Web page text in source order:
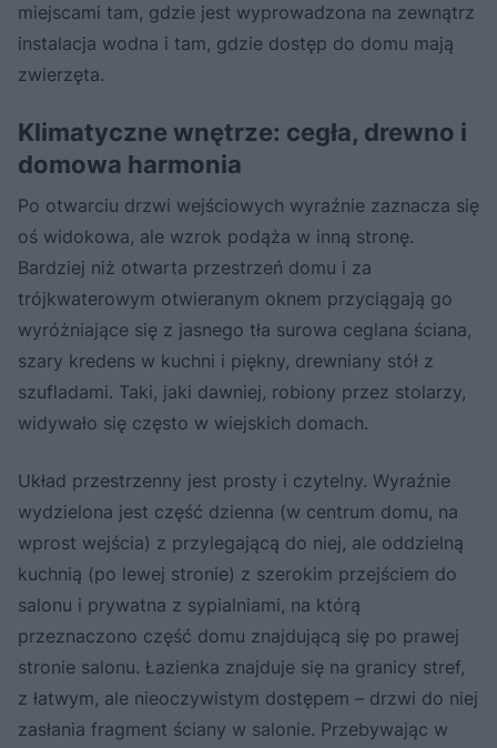
miejscami tam, gdzie jest wyprowadzona na zewnątrz
instalacja wodna i tam, gdzie dostęp do domu mają
zwierzęta.
Klimatyczne wnętrze: cegła, drewno i
domowa harmonia
Po otwarciu drzwi wejściowych wyraźnie zaznacza się
oś widokowa, ale wzrok podąża w inną stronę.
Bardziej niż otwarta przestrzeń domu i za
trójkwaterowym otwieranym oknem przyciągają go
wyróżniające się z jasnego tła surowa ceglana ściana,
szary kredens w kuchni i piękny, drewniany stół z
szufladami. Taki, jaki dawniej, robiony przez stolarzy,
widywało się często w wiejskich domach.
Układ przestrzenny jest prosty i czytelny. Wyraźnie
wydzielona jest część dzienna (w centrum domu, na
wprost wejścia) z przylegającą do niej, ale oddzielną
kuchnią (po lewej stronie) z szerokim przejściem do
salonu i prywatna z sypialniami, na którą
przeznaczono część domu znajdującą się po prawej
stronie salonu. Łazienka znajduje się na granicy stref,
z łatwym, ale nieoczywistym dostępem – drzwi do niej
zasłania fragment ściany w salonie. Przebywając w